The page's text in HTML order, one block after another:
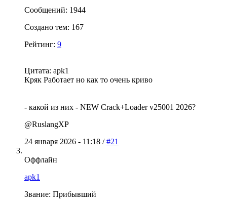
Сообщений: 1944
Создано тем: 167
Рейтинг: 9
Цитата: apk1
Кряк Работает но как то очень криво
- какой из них - NEW Crack+Loader v25001 2026?
@RuslangXP
24 января 2026 - 11:18 /#21
Оффлайн
apk1
Звание: Прибывший